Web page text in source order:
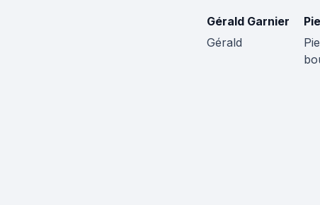
Gérald Garnier
Gérald